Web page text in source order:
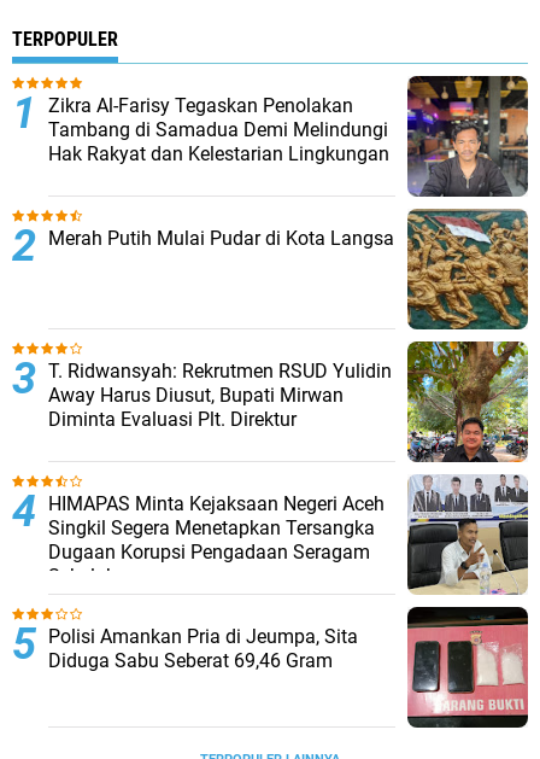
TERPOPULER
Zikra Al-Farisy Tegaskan Penolakan
Tambang di Samadua Demi Melindungi
Hak Rakyat dan Kelestarian Lingkungan
Merah Putih Mulai Pudar di Kota Langsa
T. Ridwansyah: Rekrutmen RSUD Yulidin
Away Harus Diusut, Bupati Mirwan
Diminta Evaluasi Plt. Direktur
HIMAPAS Minta Kejaksaan Negeri Aceh
Singkil Segera Menetapkan Tersangka
Dugaan Korupsi Pengadaan Seragam
Sekolah
Polisi Amankan Pria di Jeumpa, Sita
Diduga Sabu Seberat 69,46 Gram